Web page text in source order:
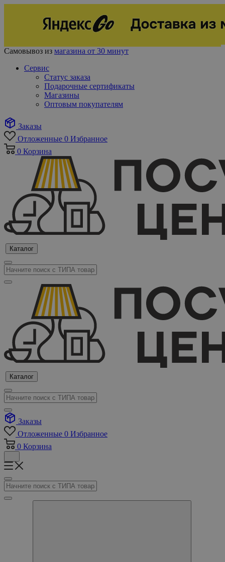
Самовывоз из магазина от 30 минут
Сервис
Статус заказа
Подарочные сертификаты
Магазины
Оптовым покупателям
Заказы
Отложенные 0 Избранное
0 Корзина
Каталог
Каталог
Заказы
Отложенные 0 Избранное
0 Корзина